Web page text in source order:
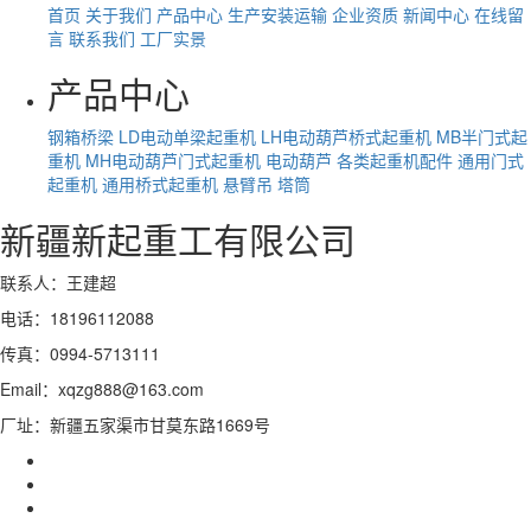
首页 关于我们 产品中心 生产安装运输 企业资质 新闻中心 在线留
言 联系我们 工厂实景
产品中心
钢箱桥梁 LD电动单梁起重机 LH电动葫芦桥式起重机 MB半门式起
重机 MH电动葫芦门式起重机 电动葫芦 各类起重机配件 通用门式
起重机 通用桥式起重机 悬臂吊 塔筒
新疆新起重工有限公司
联系人：王建超
电话：18196112088
传真：0994-5713111
Email：xqzg888@163.com
厂址：新疆五家渠市甘莫东路1669号